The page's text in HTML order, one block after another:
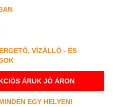
VÍZÁLLÓ - ÉS
ÁRUK JÓ ÁRON
EGY HELYEN!